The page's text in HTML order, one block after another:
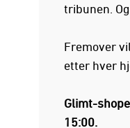
tribunen.
Fremover
etter hver
Glimt-
15:00.